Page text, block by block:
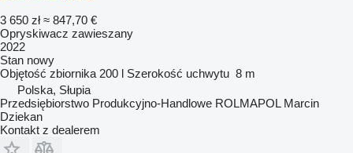
3 650 zł ≈ 847,70 €
Opryskiwacz zawieszany
2022
Stan nowy
Objętość zbiornika 200 l Szerokość uchwytu 8 m
Polska, Słupia
Przedsiębiorstwo Produkcyjno-Handlowe ROLMAPOL Marcin
Dziekan
Kontakt z dealerem